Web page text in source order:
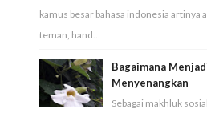
kamus besar bahasa indonesia artinya
teman, hand...
Bagaimana
Menyenangkan
Sebagai makhluk